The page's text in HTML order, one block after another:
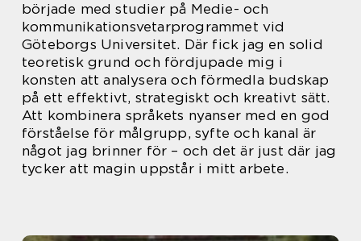
började med studier på Medie- och
kommunikationsvetarprogrammet vid
Göteborgs Universitet. Där fick jag en solid
teoretisk grund och fördjupade mig i
konsten att analysera och förmedla budskap
på ett effektivt, strategiskt och kreativt sätt.
Att kombinera språkets nyanser med en god
förståelse för målgrupp, syfte och kanal är
något jag brinner för – och det är just där jag
tycker att magin uppstår i mitt arbete.